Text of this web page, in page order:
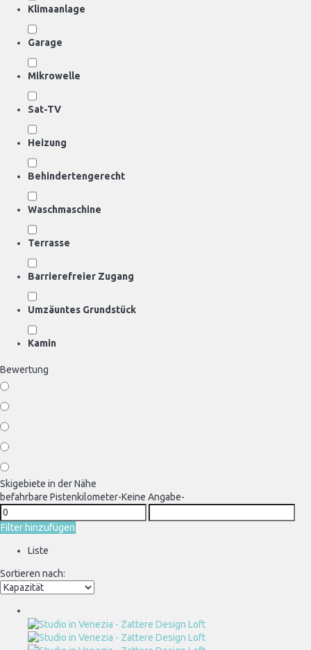
Klimaanlage
Garage
Mikrowelle
Sat-TV
Heizung
Behindertengerecht
Waschmaschine
Terrasse
Barrierefreier Zugang
Umzäuntes Grundstück
Kamin
Bewertung
Skigebiete in der Nähe
befahrbare Pistenkilometer-Keine Angabe-
Filter hinzufügen
Liste
Sortieren nach: